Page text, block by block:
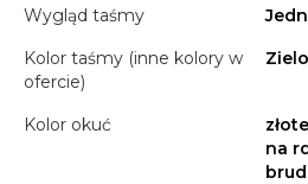
Wygląd taśmy
Kolor taśmy (inne kolory w
ofercie)
Kolor okuć
na